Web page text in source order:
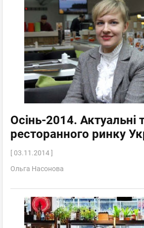
Осінь-2014. Актуальні
ресторанного ринку
[ 03.11.2014 ]
Ольга Насонова